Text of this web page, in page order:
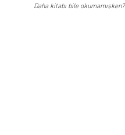
Daha kitabı bile okumamışken?